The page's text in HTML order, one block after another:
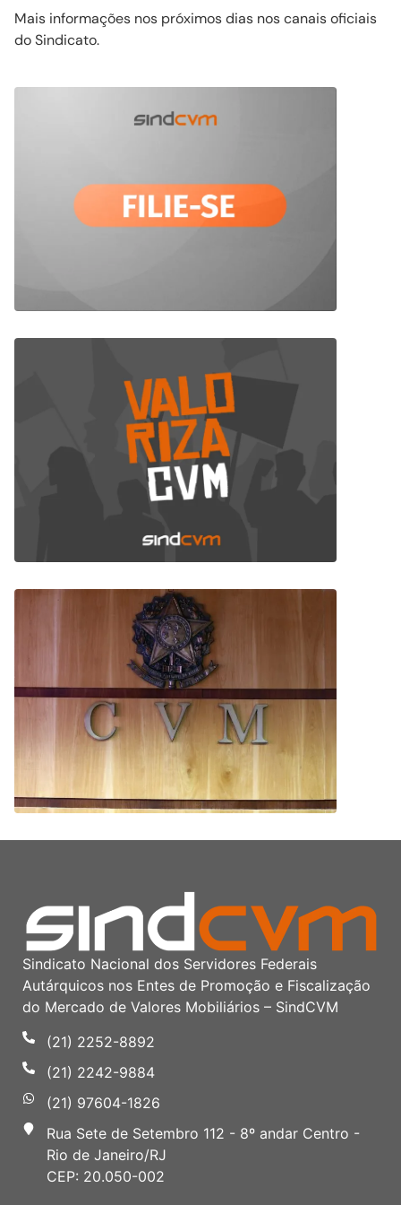
Mais informações nos próximos dias nos canais oficiais
do Sindicato.
Sindicato Nacional dos Servidores Federais
Autárquicos nos Entes de Promoção e Fiscalização
do Mercado de Valores Mobiliários – SindCVM
(21) 2252-8892
(21) 2242-9884
(21) 97604-1826
Rua Sete de Setembro 112 - 8º andar Centro -
Rio de Janeiro/RJ
CEP: 20.050-002